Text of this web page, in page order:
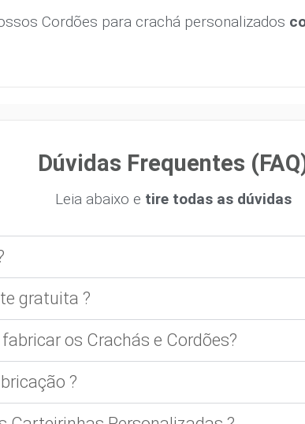
Cordões para crachá personalizados
Dúvidas Frequentes
Leia abaixo e tire todas as dúvidas
gratuita ?
os Crachás e Cordões?
?